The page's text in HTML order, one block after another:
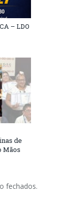
– LDO
de
Mãos
fechados.